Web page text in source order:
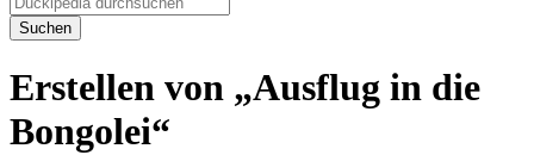
Suchen
Erstellen von „Ausflug in die
Bongolei“